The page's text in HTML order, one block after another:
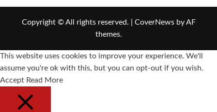
Copyright © All rights reserved. CoverNewsby AF
themes.
This website uses cookies to improve your experience. We'll
assume you're ok with this, but you can opt-out if you wish.
Accept Read More